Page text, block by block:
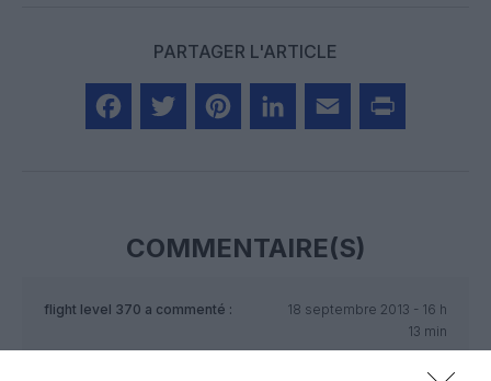
PARTAGER L'ARTICLE
COMMENTAIRE(S)
flight level 370 a commenté :
18 septembre 2013 - 16 h
13 min